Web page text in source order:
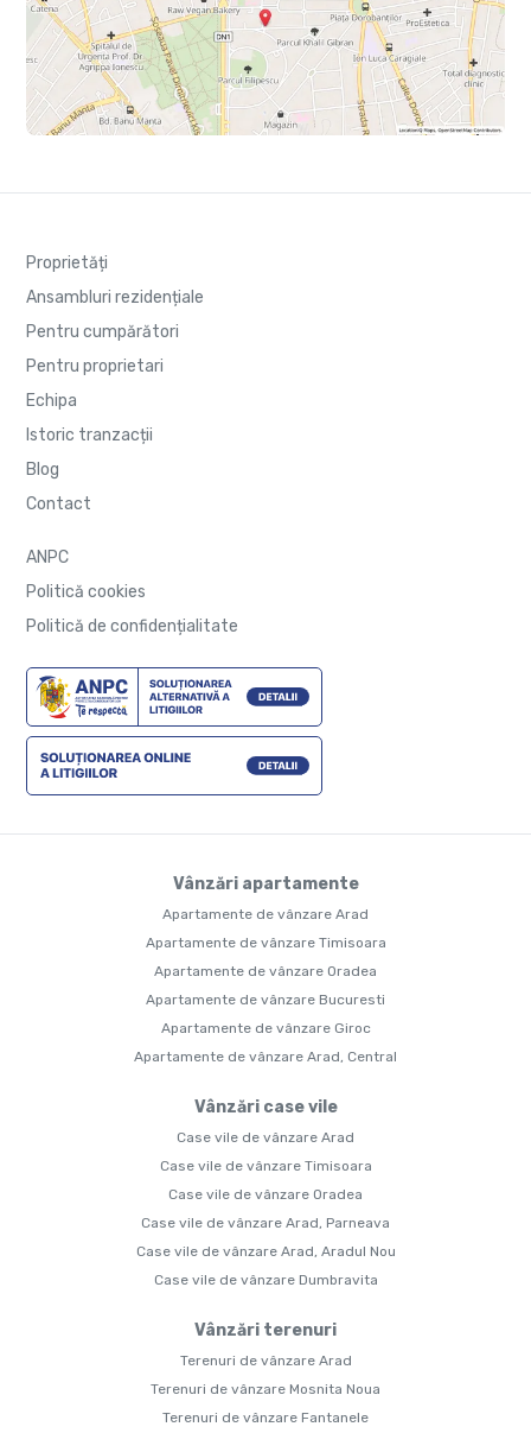
Proprietăți
Ansambluri rezidențiale
Pentru cumpărători
Pentru proprietari
Echipa
Istoric tranzacții
Blog
Contact
ANPC
Politică cookies
Politică de confidențialitate
Vânzări apartamente
Apartamente de vânzare Arad
Apartamente de vânzare Timisoara
Apartamente de vânzare Oradea
Apartamente de vânzare Bucuresti
Apartamente de vânzare Giroc
Apartamente de vânzare Arad, Central
Vânzări case vile
Case vile de vânzare Arad
Case vile de vânzare Timisoara
Case vile de vânzare Oradea
Case vile de vânzare Arad, Parneava
Case vile de vânzare Arad, Aradul Nou
Case vile de vânzare Dumbravita
Vânzări terenuri
Terenuri de vânzare Arad
Terenuri de vânzare Mosnita Noua
Terenuri de vânzare Fantanele